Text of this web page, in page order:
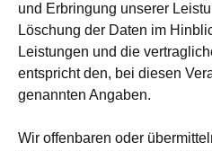
und Erbringung unserer
Löschung der Daten im
Leistungen und die
entspricht den, bei diesen
genannten Angaben.
Wir offenbaren oder